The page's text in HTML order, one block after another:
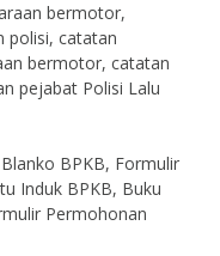
bermotor,
polisi, catatan
bermotor, catatan
pejabat Polisi Lalu
BPKB, Formulir
Induk BPKB, Buku
Permohonan